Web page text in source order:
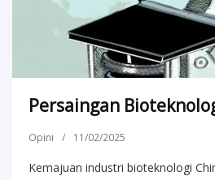
Persaingan
Opini / 11/02/2025
Kemajuan industri bioteknologi